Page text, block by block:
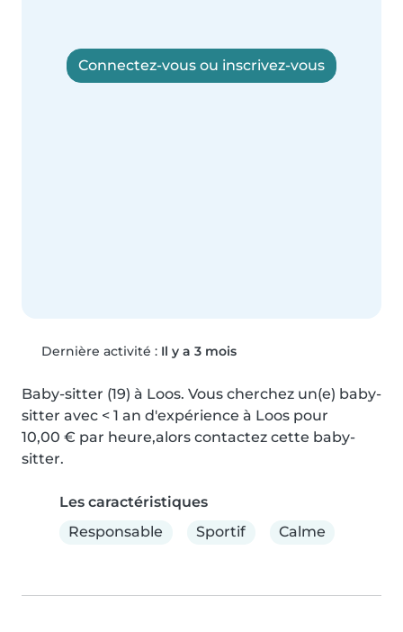
Connectez-vous ou inscrivez-vous
Dernière activité : Il y a 3 mois
Baby-sitter (19) à Loos. Vous cherchez un(e) baby-
sitter avec < 1 an d'expérience à Loos pour
10,00 € par heure,alors contactez cette baby-
sitter.
Les caractéristiques
Responsable
Sportif Calme